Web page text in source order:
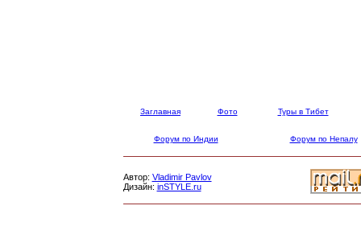
Заглавная Фото Туры в Тибет
Форум по Индии Форум по Непалу
Автор: Vladimir Pavlov
Дизайн: inSTYLE.ru